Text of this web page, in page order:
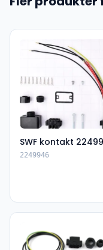
SWF kontakt
2249946